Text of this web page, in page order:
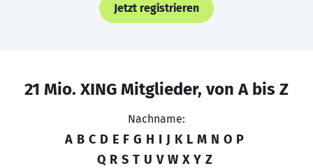
Jetzt registrieren
21 Mio. XING Mitglieder, von A bis Z
Nachname:
A B C D E F G H I J K L M N O P
Q R S T U V W X Y Z